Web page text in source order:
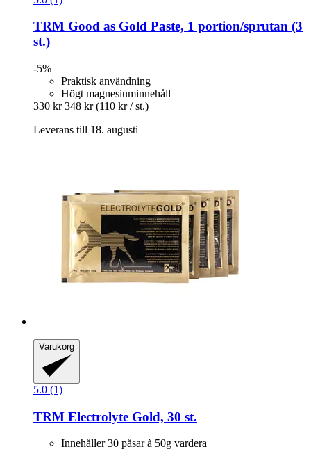
TRM Good as Gold Paste, 1 portion/sprutan (3
st.)
-5%
Praktisk användning
Högt magnesiuminnehåll
330 kr 348 kr (110 kr / st.)
Leverans till 18. augusti
Varukorg
5.0 (1)
TRM Electrolyte Gold, 30 st.
Innehåller 30 påsar à 50g vardera